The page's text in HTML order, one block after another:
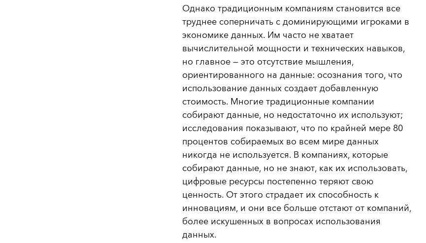
Однако традиционным компаниям становится все
труднее соперничать с доминирующими игроками в
экономике данных. Им часто не хватает
вычислительной мощности и технических навыков,
но главное — это отсутствие мышления,
ориентированного на данные: осознания того, что
использование данных создает добавленную
стоимость. Многие традиционные компании
собирают данные, но недостаточно их используют;
исследования показывают, что по крайней мере 80
процентов собираемых во всем мире данных
никогда не используется. В компаниях, которые
собирают данные, но не знают, как их использовать,
цифровые ресурсы постепенно теряют свою
ценность. От этого страдает их способность к
инновациям, и они все больше отстают от компаний,
более искушенных в вопросах использования
данных.